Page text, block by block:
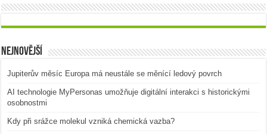
Nejnovější
Jupiterův měsíc Europa má neustále se měnící ledový povrch
AI technologie MyPersonas umožňuje digitální interakci s historickými
osobnostmi
Kdy při srážce molekul vzniká chemická vazba?